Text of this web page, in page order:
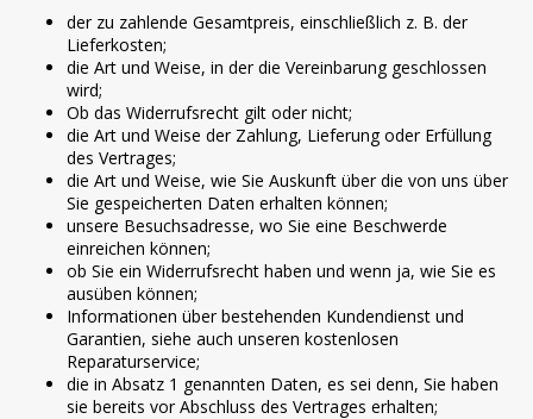
der zu zahlende Gesamtpreis, einschließlich z. B. der
Lieferkosten;
die Art und Weise, in der die Vereinbarung geschlossen
wird;
Ob das Widerrufsrecht gilt oder nicht;
die Art und Weise der Zahlung, Lieferung oder Erfüllung
des Vertrages;
die Art und Weise, wie Sie Auskunft über die von uns über
Sie gespeicherten Daten erhalten können;
unsere Besuchsadresse, wo Sie eine Beschwerde
einreichen können;
ob Sie ein Widerrufsrecht haben und wenn ja, wie Sie es
ausüben können;
Informationen über bestehenden Kundendienst und
Garantien, siehe auch unseren kostenlosen
Reparaturservice;
die in Absatz 1 genannten Daten, es sei denn, Sie haben
sie bereits vor Abschluss des Vertrages erhalten;